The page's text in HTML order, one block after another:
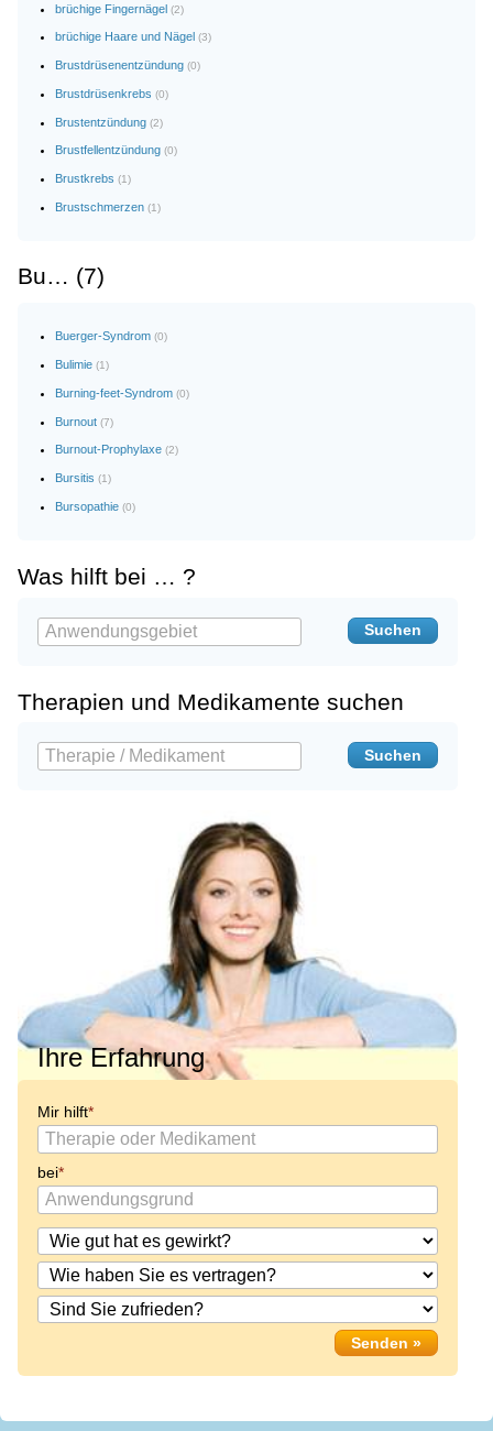
brüchige Fingernägel (2)
brüchige Haare und Nägel (3)
Brustdrüsenentzündung (0)
Brustdrüsenkrebs (0)
Brustentzündung (2)
Brustfellentzündung (0)
Brustkrebs (1)
Brustschmerzen (1)
Bu… (7)
Buerger-Syndrom (0)
Bulimie (1)
Burning-feet-Syndrom (0)
Burnout (7)
Burnout-Prophylaxe (2)
Bursitis (1)
Bursopathie (0)
Was hilft bei … ?
Therapien und Medikamente suchen
Ihre Erfahrung
Mir hilft
bei